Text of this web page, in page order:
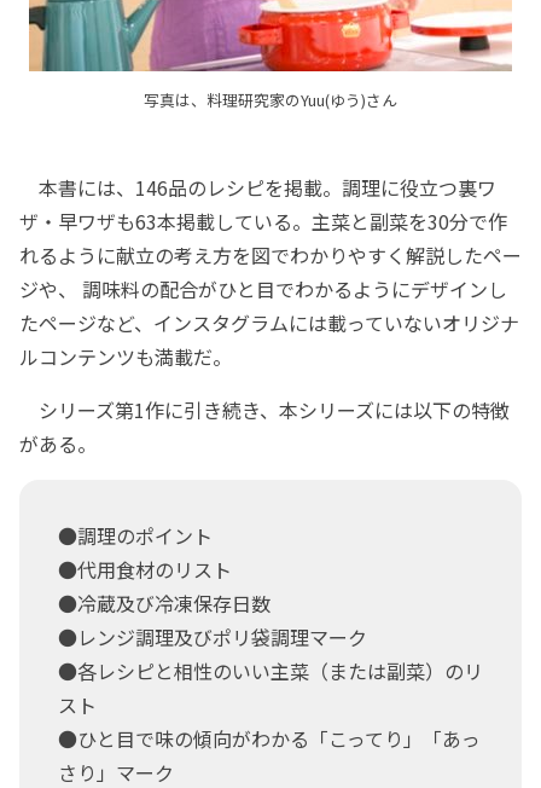
写真は、料理研究家のYuu(ゆう)さん
本書には、146品のレシピを掲載。調理に役立つ裏ワ
ザ・早ワザも63本掲載している。主菜と副菜を30分で作
れるように献立の考え方を図でわかりやすく解説したペー
ジや、 調味料の配合がひと目でわかるようにデザインし
たページなど、インスタグラムには載っていないオリジナ
ルコンテンツも満載だ。
シリーズ第1作に引き続き、本シリーズには以下の特徴
がある。
●調理のポイント
●代用食材のリスト
●冷蔵及び冷凍保存日数
●レンジ調理及びポリ袋調理マーク
●各レシピと相性のいい主菜（または副菜）のリ
スト
●ひと目で味の傾向がわかる「こってり」「あっ
さり」マーク